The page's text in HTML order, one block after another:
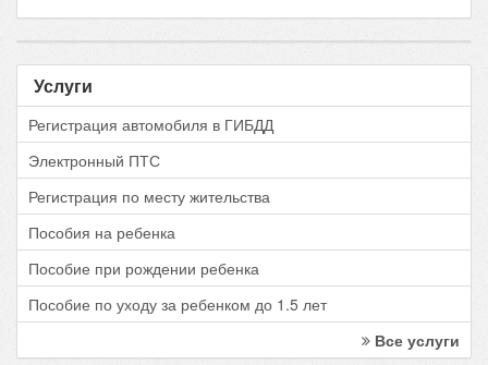
Услуги
Регистрация автомобиля в ГИБДД
Электронный ПТС
Регистрация по месту жительства
Пособия на ребенка
Пособие при рождении ребенка
Пособие по уходу за ребенком до 1.5 лет
Все услуги